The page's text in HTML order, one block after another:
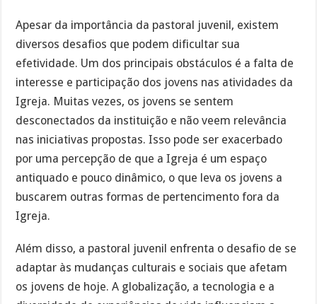
Apesar da importância da pastoral juvenil, existem
diversos desafios que podem dificultar sua
efetividade. Um dos principais obstáculos é a falta de
interesse e participação dos jovens nas atividades da
Igreja. Muitas vezes, os jovens se sentem
desconectados da instituição e não veem relevância
nas iniciativas propostas. Isso pode ser exacerbado
por uma percepção de que a Igreja é um espaço
antiquado e pouco dinâmico, o que leva os jovens a
buscarem outras formas de pertencimento fora da
Igreja.
Além disso, a pastoral juvenil enfrenta o desafio de se
adaptar às mudanças culturais e sociais que afetam
os jovens de hoje. A globalização, a tecnologia e a